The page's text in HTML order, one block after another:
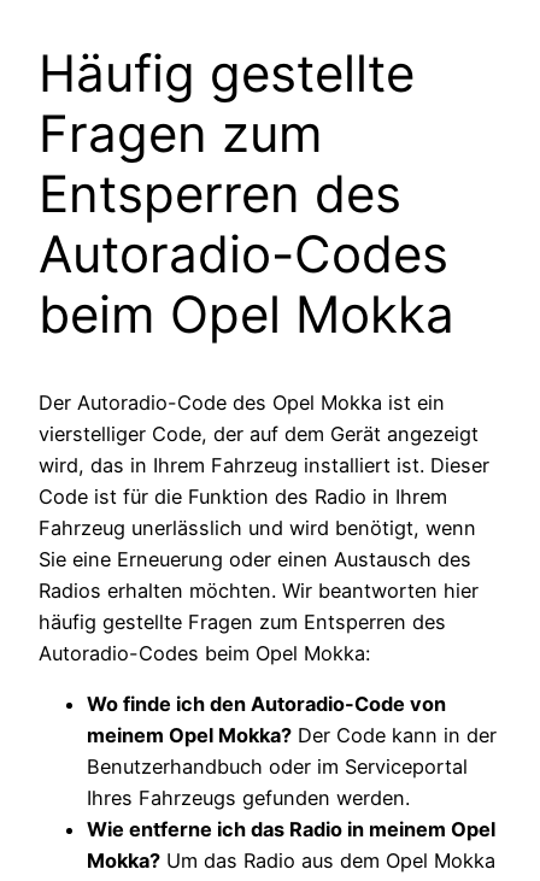
Häufig gestellte
Fragen zum
Entsperren des
Autoradio-Codes
beim Opel Mokka
Der Autoradio-Code des Opel Mokka ist ein
vierstelliger Code, der auf dem Gerät angezeigt
wird, das in Ihrem Fahrzeug installiert ist. Dieser
Code ist für die Funktion des Radio in Ihrem
Fahrzeug unerlässlich und wird benötigt, wenn
Sie eine Erneuerung oder einen Austausch des
Radios erhalten möchten. Wir beantworten hier
häufig gestellte Fragen zum Entsperren des
Autoradio-Codes beim Opel Mokka:
Wo finde ich den Autoradio-Code von
meinem Opel Mokka? Der Code kann in der
Benutzerhandbuch oder im Serviceportal
Ihres Fahrzeugs gefunden werden.
Wie entferne ich das Radio in meinem Opel
Mokka? Um das Radio aus dem Opel Mokka